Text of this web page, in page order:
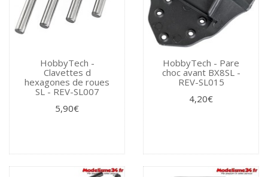
HobbyTech -
Clavettes d
hexagones de roues
SL - REV-SL007
5,90€
HobbyTech - Pare
choc avant BX8SL -
REV-SL015
4,20€